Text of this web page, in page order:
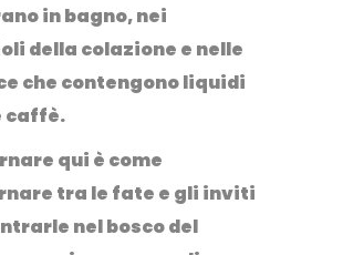
in bagno, nei
della colazione e nelle
che contengono liquidi
caffè.
qui è come
tra le fate e gli inviti
nel bosco del